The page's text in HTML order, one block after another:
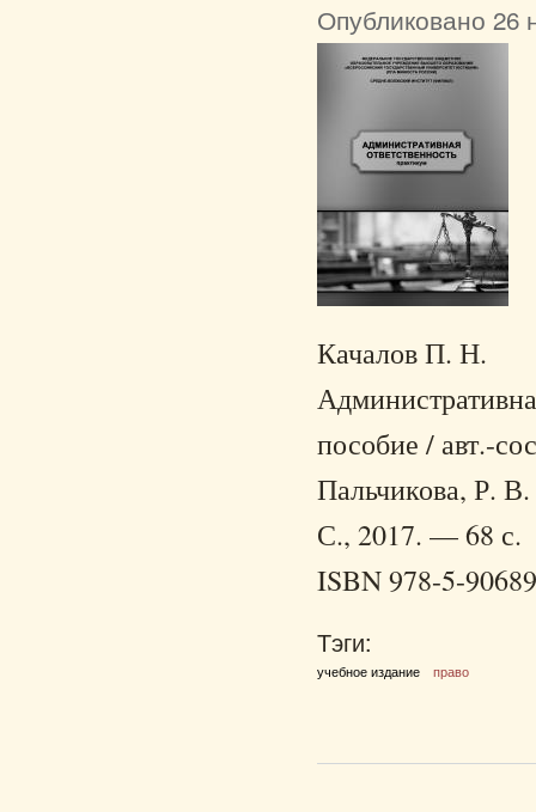
Опубликовано 26
Качалов П. Н.
пособие / авт.-
Пальчикова, Р.
С., 2017. — 68 с.
ISBN 978-5-
Тэги:
учебное издание право